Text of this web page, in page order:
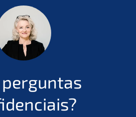
pergun­tas